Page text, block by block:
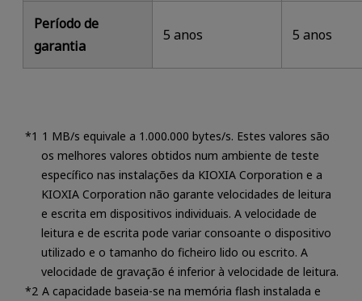
Período de
garantia
5 anos 5 anos
1 MB/s equivale a 1.000.000 bytes/s. Estes valores são
os melhores valores obtidos num ambiente de teste
específico nas instalações da KIOXIA Corporation e a
KIOXIA Corporation não garante velocidades de leitura
e escrita em dispositivos individuais. A velocidade de
leitura e de escrita pode variar consoante o dispositivo
utilizado e o tamanho do ficheiro lido ou escrito. A
velocidade de gravação é inferior à velocidade de leitura.
A capacidade baseia-se na memória flash instalada e